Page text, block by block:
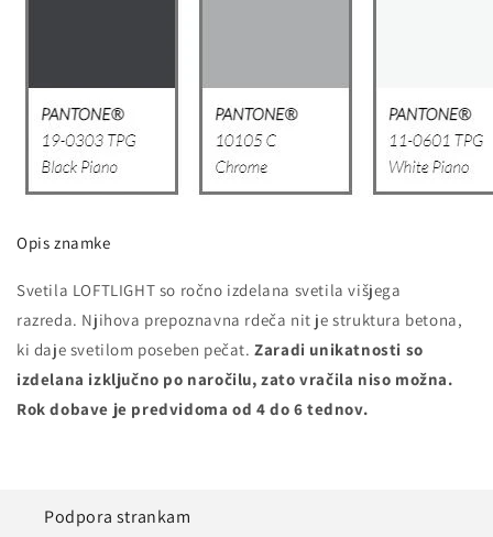
Opis znamke
Svetila LOFTLIGHT so ročno izdelana svetila višjega
razreda. Njihova prepoznavna rdeča nit je struktura betona,
ki daje svetilom poseben pečat. Zaradi unikatnosti so
izdelana izključno po naročilu, zato vračila niso možna.
Rok dobave je predvidoma od 4 do 6 tednov.
Podpora strankam